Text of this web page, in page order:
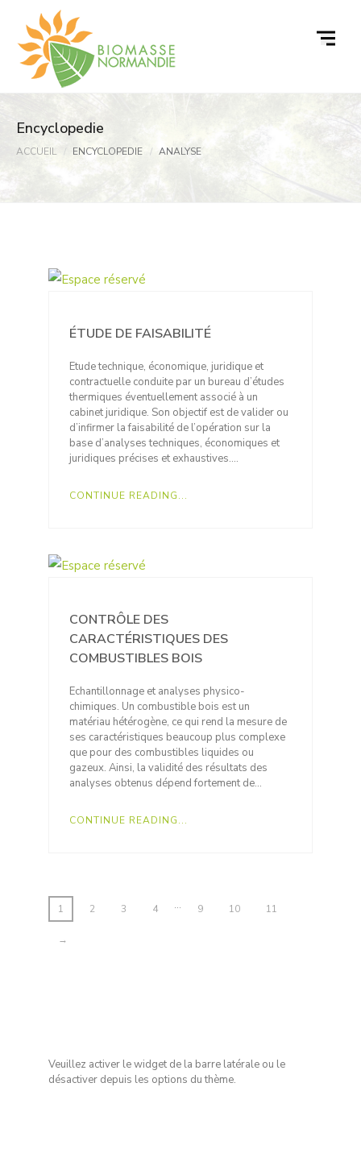
contenu
Encyclopedie
ACCUEIL ENCYCLOPEDIE ANALYSE
ÉTUDE DE FAISABILITÉ
Etude technique, économique, juridique et
contractuelle conduite par un bureau d’études
thermiques éventuellement associé à un
cabinet juridique. Son objectif est de valider ou
d’infirmer la faisabilité de l’opération sur la
base d’analyses techniques, économiques et
juridiques précises et exhaustives….
CONTINUE READING...
CONTRÔLE DES
CARACTÉRISTIQUES DES
COMBUSTIBLES BOIS
Echantillonnage et analyses physico-
chimiques. Un combustible bois est un
matériau hétérogène, ce qui rend la mesure de
ses caractéristiques beaucoup plus complexe
que pour des combustibles liquides ou
gazeux. Ainsi, la validité des résultats des
analyses obtenus dépend fortement de…
CONTINUE READING...
1 2 3 4 … 9 10 11
→
Veuillez activer le widget de la barre latérale ou le
désactiver depuis les options du thème.